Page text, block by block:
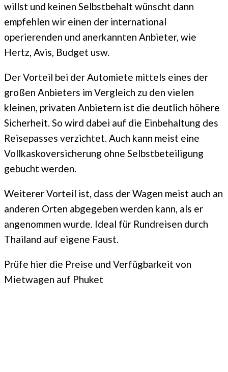
willst und keinen Selbstbehalt wünscht dann
empfehlen wir einen der international
operierenden und anerkannten Anbieter, wie
Hertz, Avis, Budget usw.
Der Vorteil bei der Automiete mittels eines der
großen Anbieters im Vergleich zu den vielen
kleinen, privaten Anbietern ist die deutlich höhere
Sicherheit. So wird dabei auf die Einbehaltung des
Reisepasses verzichtet. Auch kann meist eine
Vollkaskoversicherung ohne Selbstbeteiligung
gebucht werden.
Weiterer Vorteil ist, dass der Wagen meist auch an
anderen Orten abgegeben werden kann, als er
angenommen wurde. Ideal für Rundreisen durch
Thailand auf eigene Faust.
Prüfe hier die Preise und Verfügbarkeit von
Mietwagen auf Phuket